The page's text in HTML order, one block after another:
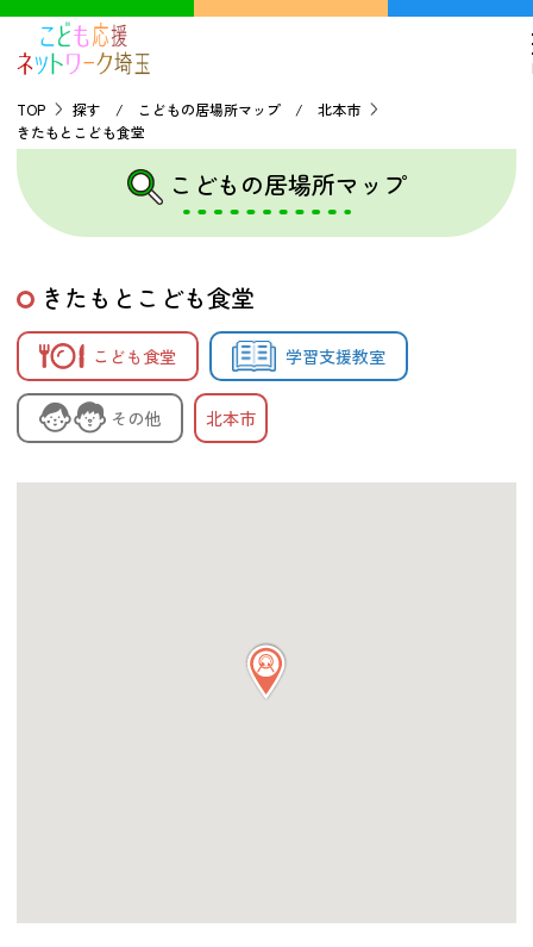
TOP
こどもの貧困について
探す
こどもの居場所マップ
フードパントリーマップ
地域ネットワークの紹介
お金を寄付する（埼玉県社会福祉協議会HP）
TOP
探す / こどもの居場所マップ / 北本市
きたもとこども食堂
こどもの居場所マップ
きたもとこども食堂
こども食堂 学習支援教室
その他 北本市